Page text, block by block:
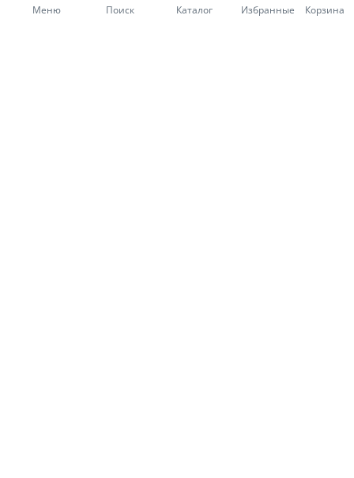
Меню Поиск Каталог Избранные Корзина